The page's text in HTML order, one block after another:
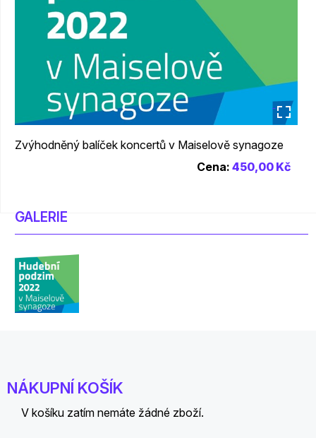
Zvýhodněný balíček koncertů v Maiselově synagoze
Cena: 450,00 Kč
GALERIE
NÁKUPNÍ KOŠÍK
V košíku zatím nemáte žádné zboží.